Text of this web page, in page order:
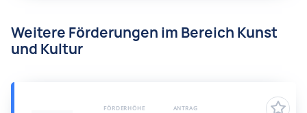
Weitere Förderungen im Bereich Kunst
und Kultur
FÖRDERHÖHE ANTRAG